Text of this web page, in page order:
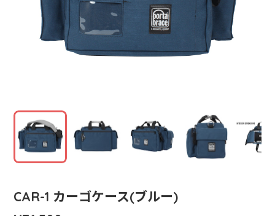
CAR-1 カーゴケース(ブルー)